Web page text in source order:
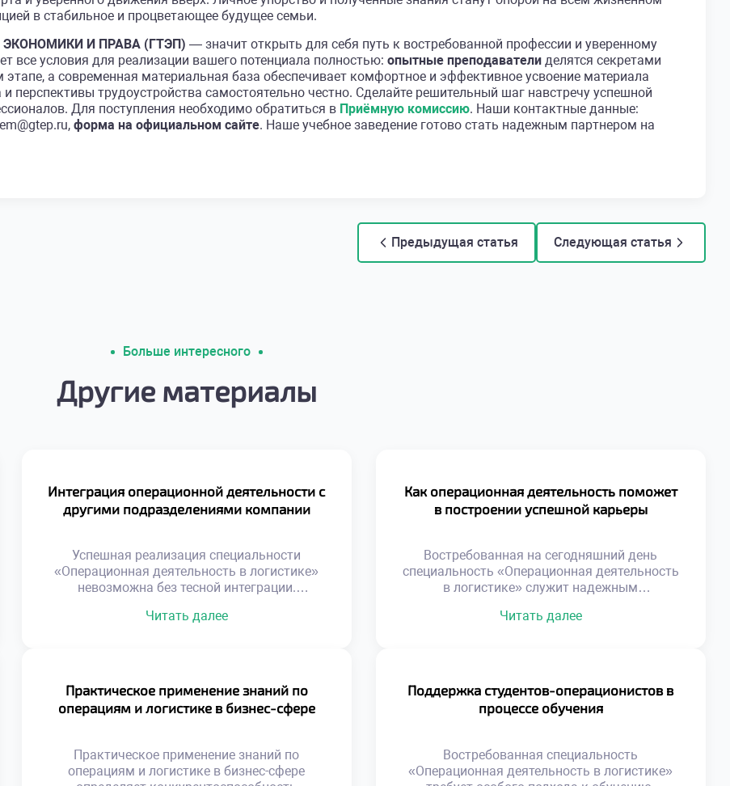
в стабильное и процветающее будущее семьи.
ЭКОНОМИКИ И ПРАВА (ГТЭП) — значит открыть для себя путь к востребованной профессии и уверенному
все условия для реализации вашего потенциала полностью: опытные преподаватели делятся секретами
а современная материальная база обеспечивает комфортное и эффективное усвоение материала
перспективы трудоустройства самостоятельно честно. Сделайте решительный шаг навстречу успешной
Для поступления необходимо обратиться в Приёмную комиссию. Наши контактные данные:
форма на официальном сайте. Наше учебное заведение готово стать надежным партнером на
Предыдущая статья Следующая статья
Больше интересного
Другие материалы
Интеграция операционной деятельности с
другими подразделениями компании
Успешная реализация специальности
«Операционная деятельность в логистике»
невозможна без тесной интеграции.
островом внутри современной организации.
порождает потери, ошибки и конфликты
интересов. Синергия подразделений создает
устойчивое конкурентное преимущество
функциональных разрывов и локальной
оптимизации. Склад работает […]
Читать далее
Как операционная деятельность поможет
в построении успешной карьеры
Востребованная на сегодняшний день
специальность «Операционная деятельность
в логистике» служит надежным
и устойчивой карьеры. Данная
ситуации. Выпускники получают не просто
диплом, а реальный инструмент
профессионального роста. Логистическая
развития и постоянным расширением.
Карьерные лифты здесь работают быстрее,
чем […]
Читать далее
Практическое применение знаний по
операциям и логистике в бизнес-сфере
Практическое применение знаний по
операциям и логистике в бизнес-сфере
Поддержка студентов-операционистов в
процессе обучения
Востребованная специальность
«Операционная деятельность в логистике»